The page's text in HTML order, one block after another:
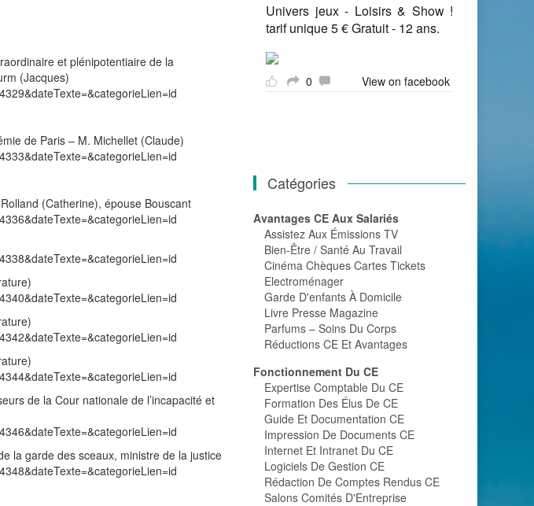
et plénipotentiaire de la
(Jacques)
de Paris – M. Michellet (Claude)
(Catherine), épouse Bouscant
de la Cour nationale de l’incapacité et
la garde des sceaux, ministre de la justice
Univers jeux - Loisirs & Show !
tarif unique 5 € Gratuit - 12 ans.
0 View on facebook
Catégories
Avantages CE Aux Salariés
Assistez Aux Émissions TV
Bien-Être / Santé Au Travail
Cinéma Chèques Cartes Tickets
Electroménager
Garde D'enfants À Domicile
Livre Presse Magazine
Parfums – Soins Du Corps
Réductions CE Et Avantages
Fonctionnement Du CE
Expertise Comptable Du CE
Formation Des Élus De CE
Guide Et Documentation CE
Impression De Documents CE
Internet Et Intranet Du CE
Logiciels De Gestion CE
Rédaction De Comptes Rendus CE
Salons Comités D'Entreprise